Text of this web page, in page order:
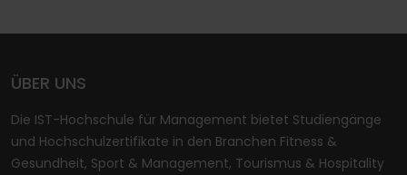
ÜBER UNS
Die IST-Hochschule für Management bietet Studiengänge
und Hochschulzertifikate in den Branchen Fitness &
Gesundheit, Sport & Management, Tourismus & Hospitality